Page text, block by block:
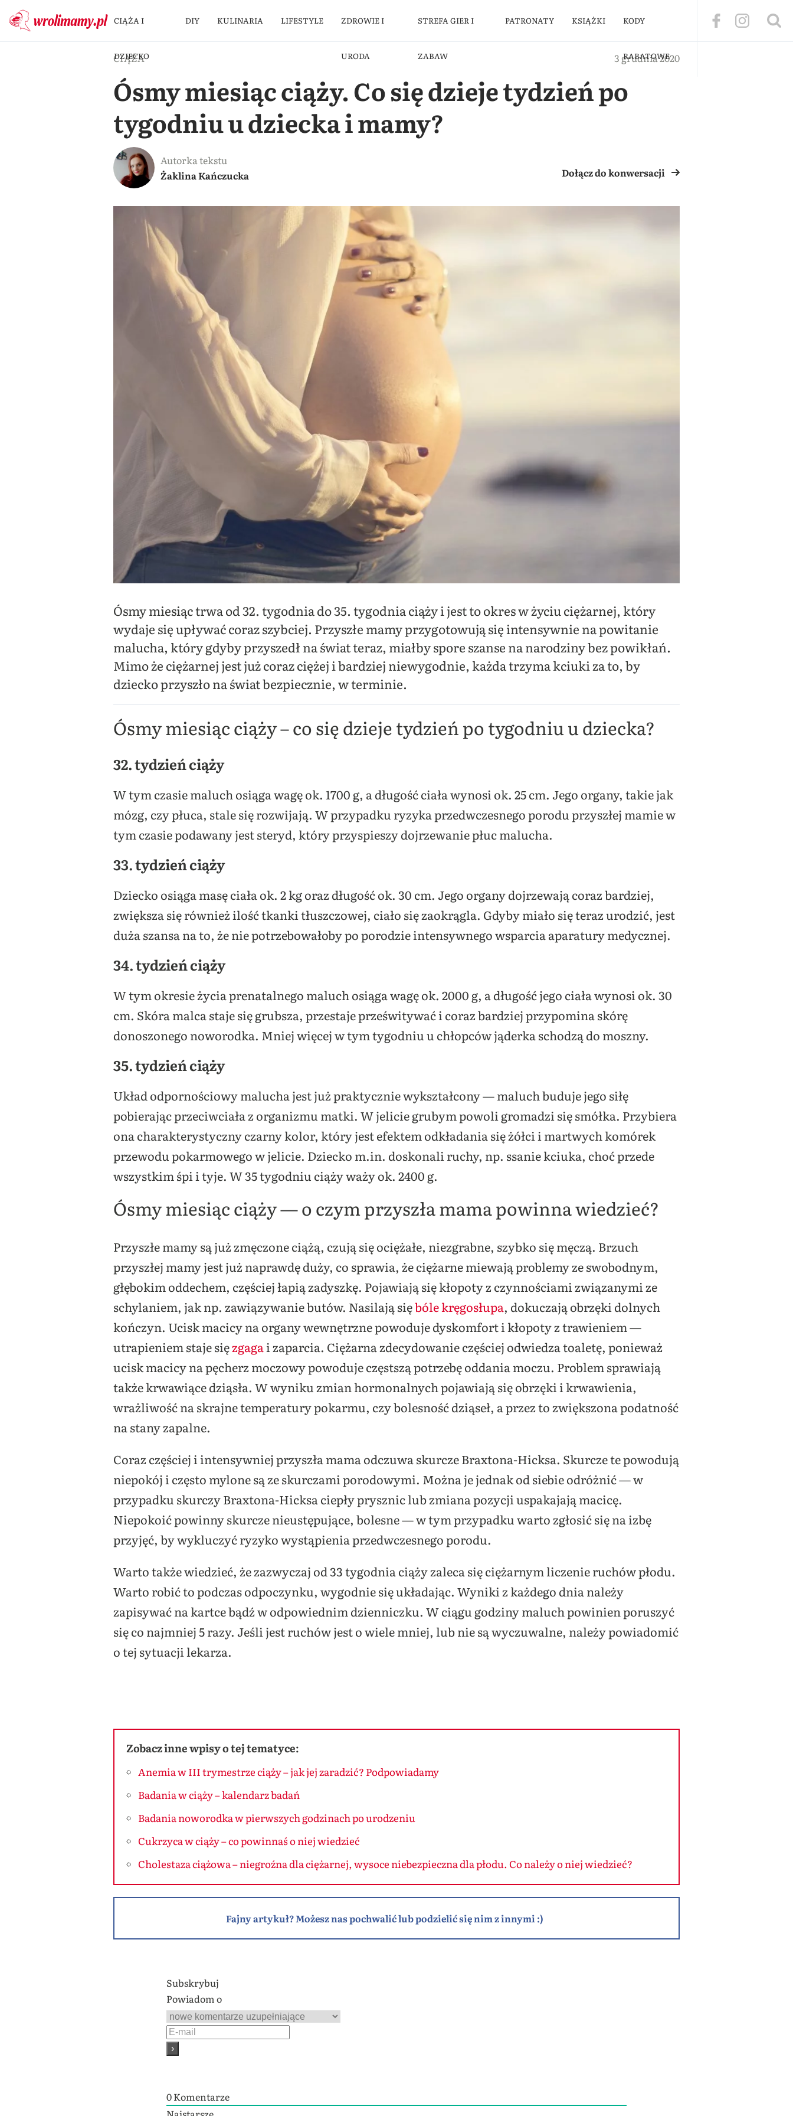
CIĄŻA I
DZIECKO
DIY KULINARIA LIFESTYLE ZDROWIE I
URODA
STREFA GIER I
ZABAW
PATRONATY KSIĄŻKI KODY
RABATOWE
CIĄŻA 3 grudnia 2020
Ósmy miesiąc ciąży. Co się dzieje tydzień po
tygodniu u dziecka i mamy?
Autorka tekstu
Żaklina Kańczucka
Dołącz do konwersacji
Ósmy miesiąc trwa od 32. tygodnia do 35. tygodnia ciąży i jest to okres w życiu ciężarnej, który
wydaje się upływać coraz szybciej. Przyszłe mamy przygotowują się intensywnie na powitanie
malucha, który gdyby przyszedł na świat teraz, miałby spore szanse na narodziny bez powikłań.
Mimo że ciężarnej jest już coraz ciężej i bardziej niewygodnie, każda trzyma kciuki za to, by
dziecko przyszło na świat bezpiecznie, w terminie.
Ósmy miesiąc ciąży – co się dzieje tydzień po tygodniu u dziecka?
32. tydzień ciąży
W tym czasie maluch osiąga wagę ok. 1700 g, a długość ciała wynosi ok. 25 cm. Jego organy, takie jak
mózg, czy płuca, stale się rozwijają. W przypadku ryzyka przedwczesnego porodu przyszłej mamie w
tym czasie podawany jest steryd, który przyspieszy dojrzewanie płuc malucha.
33. tydzień ciąży
Dziecko osiąga masę ciała ok. 2 kg oraz długość ok. 30 cm. Jego organy dojrzewają coraz bardziej,
zwiększa się również ilość tkanki tłuszczowej, ciało się zaokrągla. Gdyby miało się teraz urodzić, jest
duża szansa na to, że nie potrzebowałoby po porodzie intensywnego wsparcia aparatury medycznej.
34. tydzień ciąży
W tym okresie życia prenatalnego maluch osiąga wagę ok. 2000 g, a długość jego ciała wynosi ok. 30
cm. Skóra malca staje się grubsza, przestaje prześwitywać i coraz bardziej przypomina skórę
donoszonego noworodka. Mniej więcej w tym tygodniu u chłopców jąderka schodzą do moszny.
35. tydzień ciąży
Układ odpornościowy malucha jest już praktycznie wykształcony — maluch buduje jego siłę
pobierając przeciwciała z organizmu matki. W jelicie grubym powoli gromadzi się smółka. Przybiera
ona charakterystyczny czarny kolor, który jest efektem odkładania się żółci i martwych komórek
przewodu pokarmowego w jelicie. Dziecko m.in. doskonali ruchy, np. ssanie kciuka, choć przede
wszystkim śpi i tyje. W 35 tygodniu ciąży waży ok. 2400 g.
Ósmy miesiąc ciąży — o czym przyszła mama powinna wiedzieć?
Przyszłe mamy są już zmęczone ciążą, czują się ociężałe, niezgrabne, szybko się męczą. Brzuch
przyszłej mamy jest już naprawdę duży, co sprawia, że ciężarne miewają problemy ze swobodnym,
głębokim oddechem, częściej łapią zadyszkę. Pojawiają się kłopoty z czynnościami związanymi ze
schylaniem, jak np. zawiązywanie butów. Nasilają siębóle kręgosłupa, dokuczają obrzęki dolnych
kończyn. Ucisk macicy na organy wewnętrzne powoduje dyskomfort i kłopoty z trawieniem —
utrapieniem staje sięzgagai zaparcia. Ciężarna zdecydowanie częściej odwiedza toaletę, ponieważ
ucisk macicy na pęcherz moczowy powoduje częstszą potrzebę oddania moczu. Problem sprawiają
także krwawiące dziąsła. W wyniku zmian hormonalnych pojawiają się obrzęki i krwawienia,
wrażliwość na skrajne temperatury pokarmu, czy bolesność dziąseł, a przez to zwiększona podatność
na stany zapalne.
Coraz częściej i intensywniej przyszła mama odczuwa skurcze Braxtona-Hicksa. Skurcze te powodują
niepokój i często mylone są ze skurczami porodowymi. Można je jednak od siebie odróżnić — w
przypadku skurczy Braxtona-Hicksa ciepły prysznic lub zmiana pozycji uspakajają macicę.
Niepokoić powinny skurcze nieustępujące, bolesne — w tym przypadku warto zgłosić się na izbę
przyjęć, by wykluczyć ryzyko wystąpienia przedwczesnego porodu.
Warto także wiedzieć, że zazwyczaj od 33 tygodnia ciąży zaleca się ciężarnym liczenie ruchów płodu.
Warto robić to podczas odpoczynku, wygodnie się układając. Wyniki z każdego dnia należy
zapisywać na kartce bądź w odpowiednim dzienniczku. W ciągu godziny maluch powinien poruszyć
się co najmniej 5 razy. Jeśli jest ruchów jest o wiele mniej, lub nie są wyczuwalne, należy powiadomić
o tej sytuacji lekarza.
Zobacz inne wpisy o tej tematyce:
Anemia w III trymestrze ciąży – jak jej zaradzić? Podpowiadamy
Badania w ciąży – kalendarz badań
Badania noworodka w pierwszych godzinach po urodzeniu
Cukrzyca w ciąży – co powinnaś o niej wiedzieć
Cholestaza ciążowa – niegroźna dla ciężarnej, wysoce niebezpieczna dla płodu. Co należy o niej wiedzieć?
Fajny artykuł? Możesz nas pochwalić lub podzielić się nim z innymi :)
Subskrybuj
Powiadom o
0Komentarze